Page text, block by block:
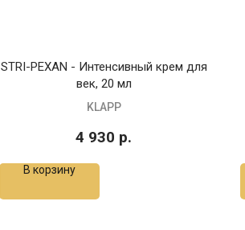
STRI-PEXAN - Интенсивный крем для
век, 20 мл
KLAPP
4 930 р.
В корзину